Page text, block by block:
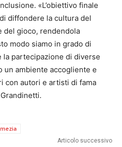
«L’obiettivo finale
diffondere la cultura del
del gioco, rendendola
modo siamo in grado di
la partecipazione di diverse
un ambiente accogliente e
con autori e artisti di fama
Articolo successivo